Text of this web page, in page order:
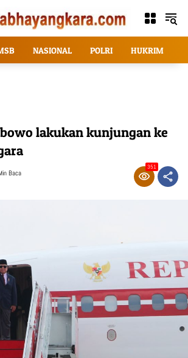
NASIONAL POLRI HUKRIM
lakukan kunjungan ke
Baca
351